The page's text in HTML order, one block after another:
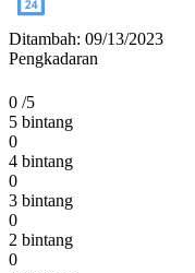
Ditambah: 09/13/2023
Pengkadaran
0 /5
5 bintang
0
4 bintang
0
3 bintang
0
2 bintang
0